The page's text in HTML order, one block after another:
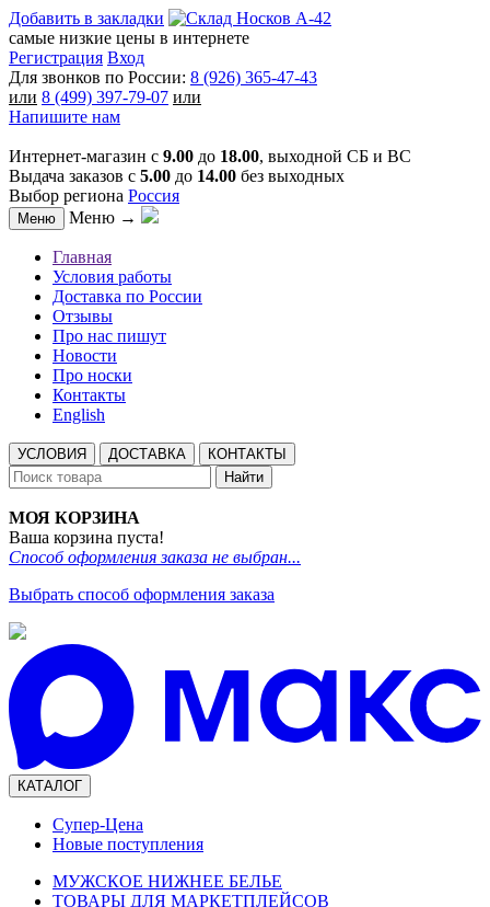
Добавить в закладки
самые низкие цены в интернете
Регистрация Вход
Для звонков по России: 8 (926) 365-47-43
или 8 (499) 397-79-07 или
Напишите нам
Интернет-магазин с 9.00 до 18.00, выходной СБ и ВС
Выдача заказов с 5.00 до 14.00 без выходных
Выбор региона Россия
Меню Меню →
Главная
Условия работы
Доставка по России
Отзывы
Про нас пишут
Новости
Про носки
Контакты
English
УСЛОВИЯ ДОСТАВКА
КОНТАКТЫ
Найти
МОЯ КОРЗИНА
Ваша корзина пуста!
Способ оформления заказа не выбран...
Выбрать способ оформления заказа
КАТАЛОГ
Супер-Цена
Новые поступления
МУЖСКОЕ НИЖНЕЕ БЕЛЬЕ
ТОВАРЫ ДЛЯ МАРКЕТПЛЕЙСОВ